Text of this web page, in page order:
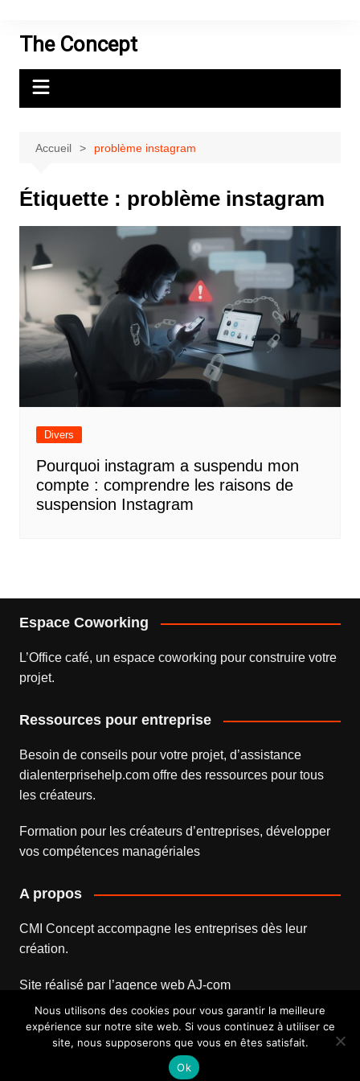
contenuThe Concept
Accueil problème instagram
Étiquette : problème instagram
Divers
Pourquoi instagram a suspendu mon
compte : comprendre les raisons de
suspension Instagram
Espace Coworking
L’Office café, un espace coworking pour construire votre
projet.
Ressources pour entreprise
Besoin de conseils pour votre projet, d’assistance
dialenterprisehelp.comoffre des ressources pour tous
les créateurs.
Formation pour les créateurs d’entreprises, développer
vos compétences managériales
A propos
CMI Concept accompagne les entreprises dès leur
création.
Site réalisé par l’agence webAJ-com
Nous utilisons des cookies pour vous garantir la meilleure
expérience sur notre site web. Si vous continuez à utiliser ce
site, nous supposerons que vous en êtes satisfait.
Ok